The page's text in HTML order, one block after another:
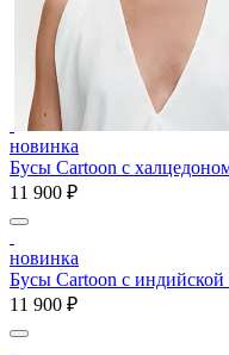
новинка
Бусы Cartoon с
11 900 ₽
новинка
Бусы Cartoon с
11 900 ₽